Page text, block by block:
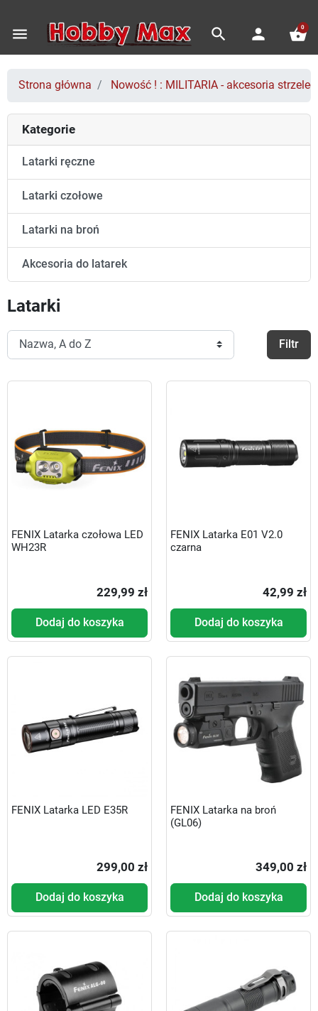
menu search person shopping_basket
0
Strona główna Nowość ! : MILITARIA - akcesoria
Kategorie
Latarki ręczne
Latarki czołowe
Latarki na broń
Akcesoria do latarek
Latarki
Filtr
FENIX Latarka czołowa LED
WH23R
229,99 zł
Dodaj do koszyka
FENIX Latarka E01 V2.0
czarna
42,99 zł
Dodaj do koszyka
FENIX Latarka LED E35R
299,00 zł
Dodaj do koszyka
FENIX Latarka na broń
(GL06)
349,00 zł
Dodaj do koszyka